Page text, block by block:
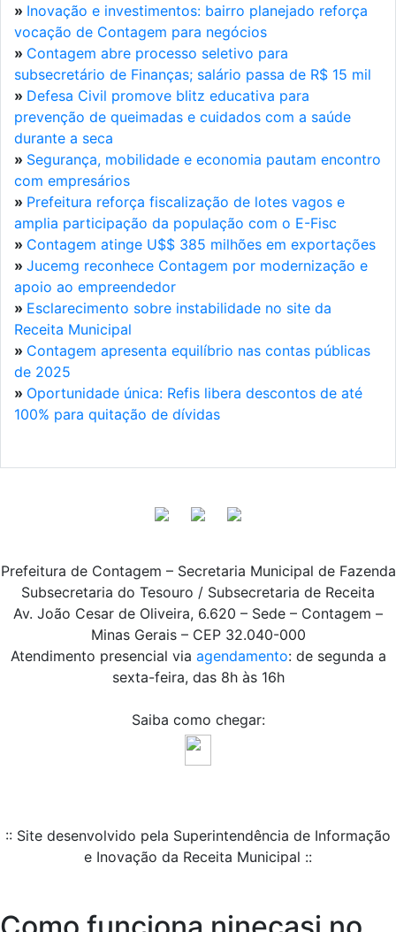
» Inovação e investimentos: bairro planejado reforça
vocação de Contagem para negócios
» Contagem abre processo seletivo para
subsecretário de Finanças; salário passa de R$ 15 mil
» Defesa Civil promove blitz educativa para
prevenção de queimadas e cuidados com a saúde
durante a seca
» Segurança, mobilidade e economia pautam encontro
com empresários
» Prefeitura reforça fiscalização de lotes vagos e
amplia participação da população com o E-Fisc
» Contagem atinge U$$ 385 milhões em exportações
» Jucemg reconhece Contagem por modernização e
apoio ao empreendedor
» Esclarecimento sobre instabilidade no site da
Receita Municipal
» Contagem apresenta equilíbrio nas contas públicas
de 2025
» Oportunidade única: Refis libera descontos de até
100% para quitação de dívidas
Prefeitura de Contagem – Secretaria Municipal de Fazenda
Subsecretaria do Tesouro / Subsecretaria de Receita
Av. João Cesar de Oliveira, 6.620 – Sede – Contagem –
Minas Gerais – CEP 32.040-000
Atendimento presencial via agendamento: de segunda a
sexta-feira, das 8h às 16h
Saiba como chegar:
:: Site desenvolvido pela Superintendência de Informação
e Inovação da Receita Municipal ::